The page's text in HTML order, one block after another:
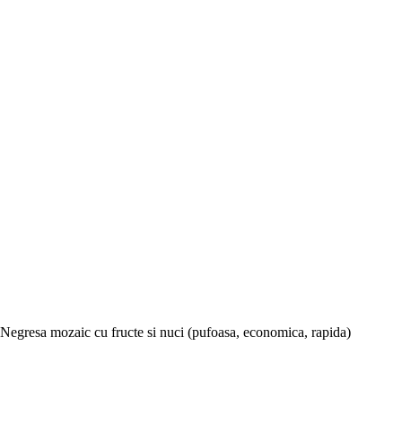
Negresa mozaic cu fructe si nuci (pufoasa, economica, rapida)